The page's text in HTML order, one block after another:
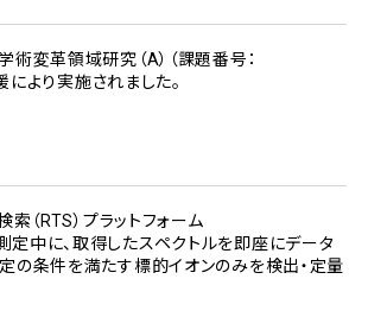
術変革領域研究（A）（課題番号：
により実施されました。
索（RTS）プラットフォーム
中に、取得したスペクトルを即座にデータ
の条件を満たす標的イオンのみを検出・定量